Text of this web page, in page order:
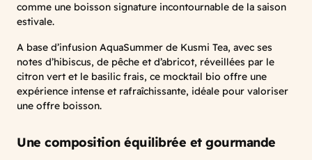
comme une boisson signature incontournable de la saison
estivale.
A base d’infusion AquaSummer de Kusmi Tea, avec ses
notes d’hibiscus, de pêche et d’abricot, réveillées par le
citron vert et le basilic frais, ce mocktail bio offre une
expérience intense et rafraîchissante, idéale pour valoriser
une offre boisson.
Une composition équilibrée et gourmande